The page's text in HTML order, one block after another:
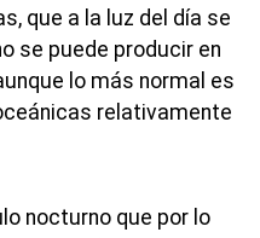
que a la luz del día se
se puede producir en
lo más normal es
relativamente
nocturno que por lo